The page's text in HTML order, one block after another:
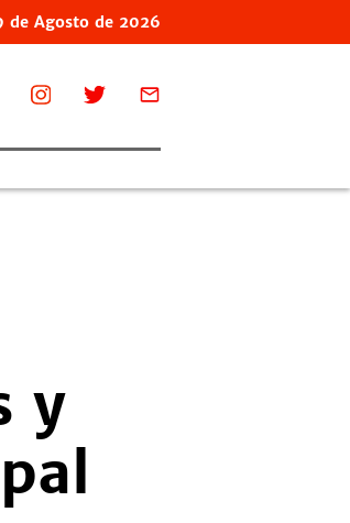
de Agosto de 2026
y